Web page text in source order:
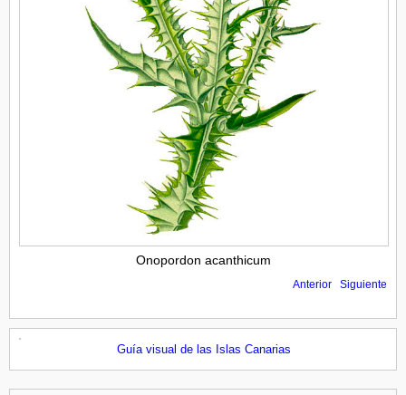
Onopordon acanthicum
Anterior Siguiente
Guía visual de las Islas Canarias